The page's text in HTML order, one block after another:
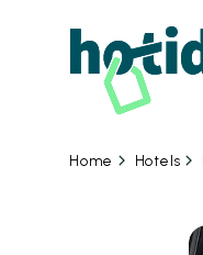
Home Hotels